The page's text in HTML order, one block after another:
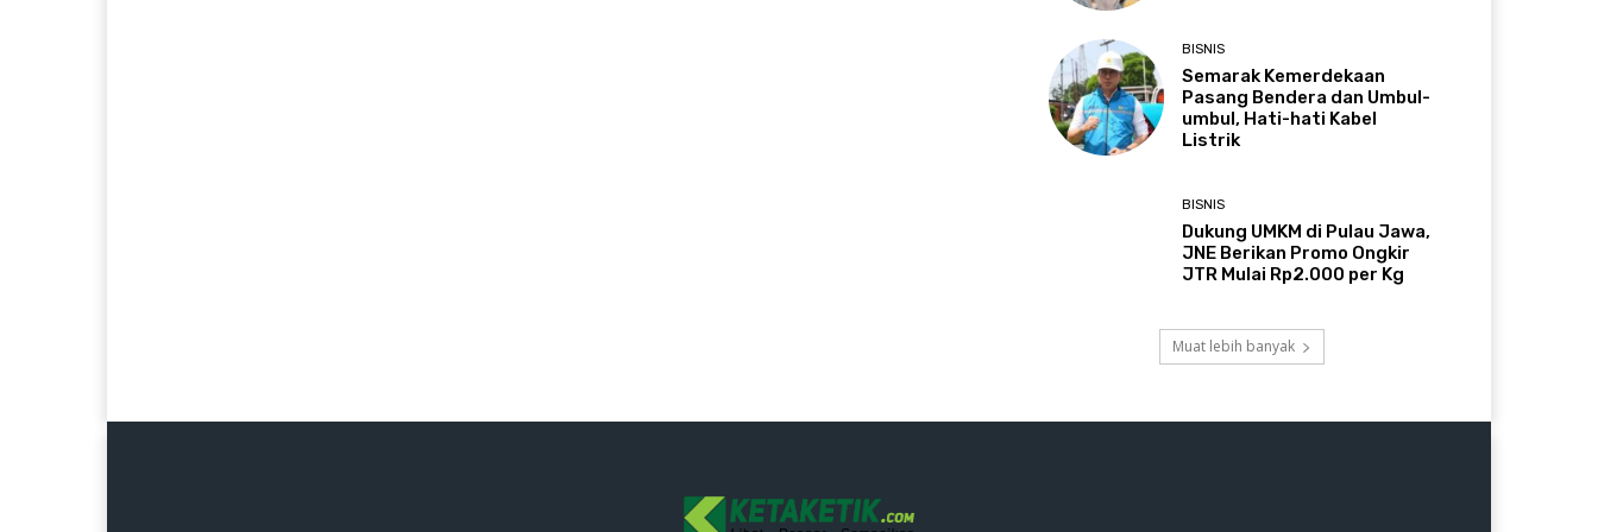
BISNIS
Semarak Kemerdekaan
Pasang Bendera dan Umbul-
umbul, Hati-hati Kabel
Listrik
BISNIS
Dukung UMKM di Pulau Jawa,
JNE Berikan Promo Ongkir
JTR Mulai Rp2.000 per Kg
Muat lebih banyak